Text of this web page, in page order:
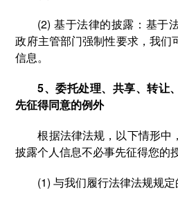
(2) 基于法律的披露：基于
政府主管部门强制性要求，我们
信息。
5、委托处理、共享、转让
先征得同意的例外
根据法律法规，以下情形中
披露个人信息不必事先征得您的
(1) 与我们履行法律法规规定